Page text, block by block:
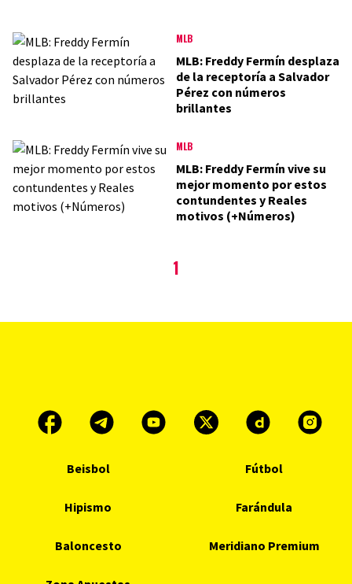
MLB
MLB: Freddy Fermín desplaza
de la receptoría a Salvador
Pérez con números
brillantes
MLB
MLB: Freddy Fermín vive su
mejor momento por estos
contundentes y Reales
motivos (+Números)
1
Beisbol Fútbol
Hipismo Farándula
Baloncesto Meridiano Premium